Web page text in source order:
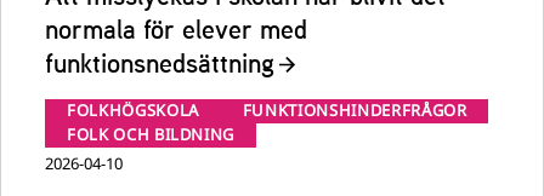
normala för elever med
funktionsnedsättning
FOLKHÖGSKOLA
FUNKTIONSHINDERFRÅGOR
FOLK OCH BILDNING
2026-04-10